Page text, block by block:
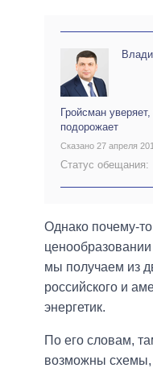
Гройсман
подорожает
Сказано 27 апреля
Статус обещания:
Однако почему-
мы получаем из
российского и
энергетик.
По его словам,
возможны схемы,